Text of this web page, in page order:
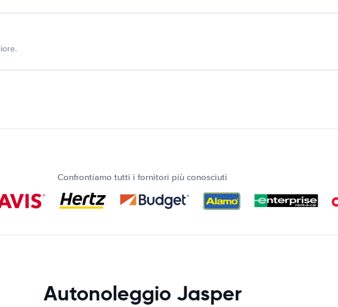
Confrontiamo tutti i fornitori più conosciuti
Autonoleggio Jasper